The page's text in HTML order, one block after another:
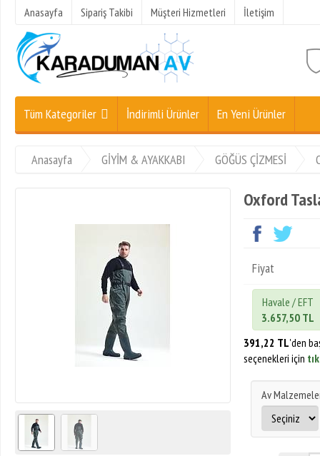
Anasayfa Sipariş Takibi Müşteri Hizmetleri İletişim
Tüm Kategoriler İndirimli Ürünler En Yeni Ürünler
Anasayfa GİYİM & AYAKKABI GÖĞÜS ÇİZMESİ
Oxford
Fiyat
Havale / EFT
3.657,50 TL
391,22 TL'den
seçenekleri için
Av